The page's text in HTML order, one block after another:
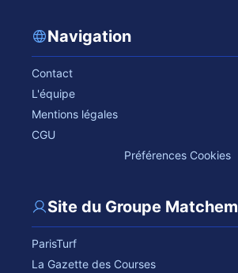
Navigation
Contact
L'équipe
Mentions légales
CGU
Préférences Cookies
Site du Groupe Matchem
ParisTurf
La Gazette des Courses